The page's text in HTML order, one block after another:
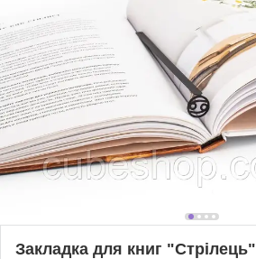
Закладка для книг "Стрілець"